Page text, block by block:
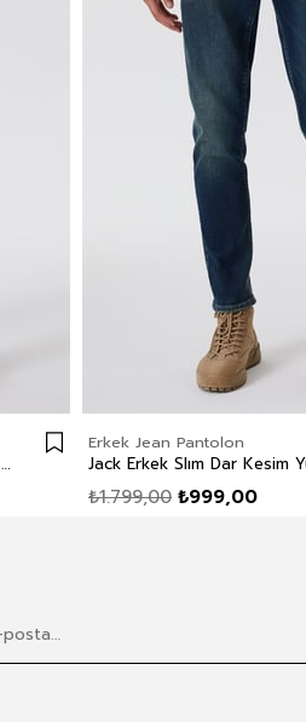
Jack Erkek Slım Dar Kesim Yüksek Bel Dar Paça Jean Pantolon Mavi
Erkek Jean Pantolon
₺999,00
₺1.799,00